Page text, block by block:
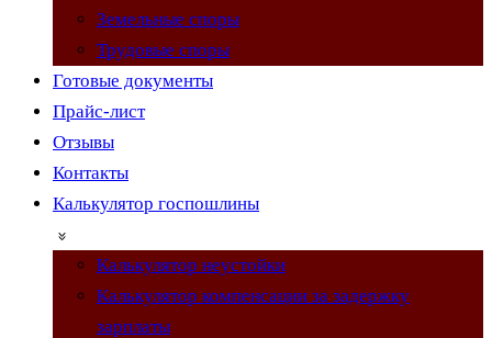
Земельные споры
Трудовые споры
Готовые документы
Прайс-лист
Отзывы
Контакты
Калькулятор госпошлины
Калькулятор неустойки
Калькулятор компенсации за задержку
зарплаты